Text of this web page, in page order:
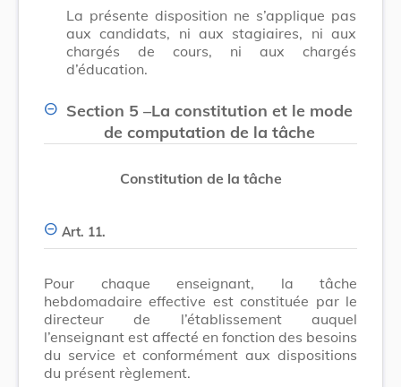
La présente disposition ne s’applique pas
aux candidats, ni aux stagiaires, ni aux
chargés de cours, ni aux chargés
d’éducation.
Section 5 –La constitution et le mode
de computation de la tâche
Constitution de la tâche
Art. 11.
Pour chaque enseignant, la tâche
hebdomadaire effective est constituée par le
directeur de l’établissement auquel
l’enseignant est affecté en fonction des besoins
du service et conformément aux dispositions
du présent règlement.